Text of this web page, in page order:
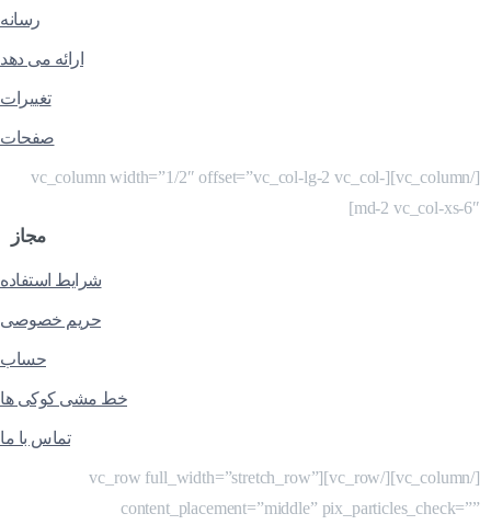
رسانه
ارائه می دهد
تغییرات
صفحات
[/vc_column][vc_column width=”1/2″ offset=”vc_col-lg-2 vc_col-
md-2 vc_col-xs-6″]
مجاز
شرایط استفاده
حریم خصوصی
حساب
خط مشی کوکی ها
تماس با ما
[/vc_column][/vc_row][vc_row full_width=”stretch_row”
content_placement=”middle” pix_particles_check=””